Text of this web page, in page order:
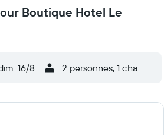
des serviettes et le remplacement
sur demande. Un service de ménage
Boutique Hotel Le
16/8 2 personnes, 1 chambre